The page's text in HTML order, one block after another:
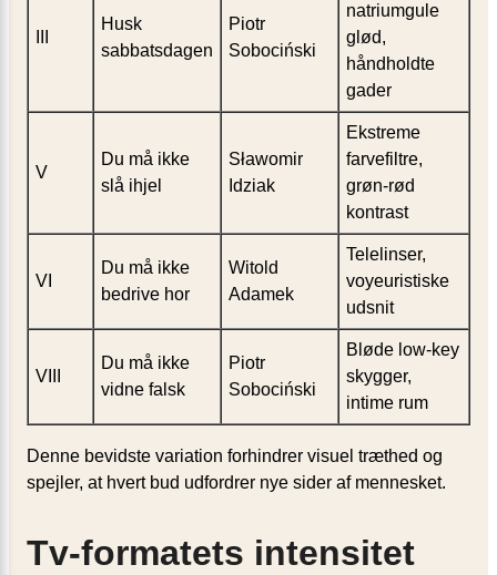
Husk
sabbatsdagen
Piotr
Sobociński
natriumgule
glød,
håndholdte
gader
V
Du må ikke
slå ihjel
Sławomir
Idziak
Ekstreme
farve­filtre,
grøn-rød
kontrast
VI
Du må ikke
bedrive hor
Witold
Adamek
Telelinser,
voyeuristiske
udsnit
VIII
Du må ikke
vidne falsk
Piotr
Sobociński
Bløde low-key
skygger,
intime rum
Denne bevidste variation forhindrer visuel træthed og
spejler, at hvert bud udfordrer nye sider af mennesket.
Tv-formatets intensitet